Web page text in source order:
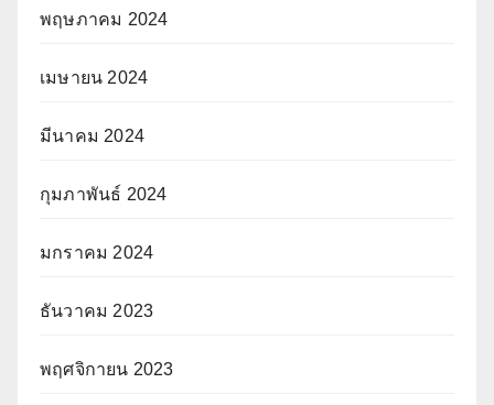
พฤษภาคม 2024
เมษายน 2024
มีนาคม 2024
กุมภาพันธ์ 2024
มกราคม 2024
ธันวาคม 2023
พฤศจิกายน 2023